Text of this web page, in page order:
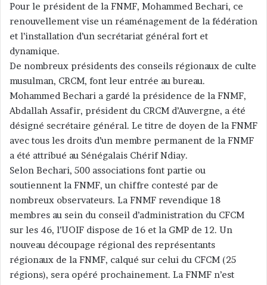
Pour le président de la FNMF, Mohammed Bechari, ce
renouvellement vise un réaménagement de la fédération
et l’installation d’un secrétariat général fort et
dynamique.
De nombreux présidents des conseils régionaux de culte
musulman, CRCM, font leur entrée au bureau.
Mohammed Bechari a gardé la présidence de la FNMF,
Abdallah Assafir, président du CRCM d’Auvergne, a été
désigné secrétaire général. Le titre de doyen de la FNMF
avec tous les droits d’un membre permanent de la FNMF
a été attribué au Sénégalais Chérif Ndiay.
Selon Bechari, 500 associations font partie ou
soutiennent la FNMF, un chiffre contesté par de
nombreux observateurs. La FNMF revendique 18
membres au sein du conseil d’administration du CFCM
sur les 46, l’UOIF dispose de 16 et la GMP de 12. Un
nouveau découpage régional des représentants
régionaux de la FNMF, calqué sur celui du CFCM (25
régions), sera opéré prochainement. La FNMF n’est